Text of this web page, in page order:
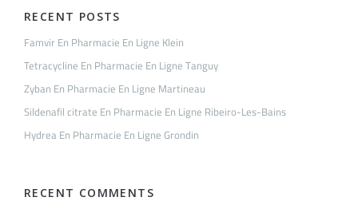
RECENT POSTS
Famvir En Pharmacie En Ligne Klein
Tetracycline En Pharmacie En Ligne Tanguy
Zyban En Pharmacie En Ligne Martineau
Sildenafil citrate En Pharmacie En Ligne Ribeiro-Les-Bains
Hydrea En Pharmacie En Ligne Grondin
RECENT COMMENTS